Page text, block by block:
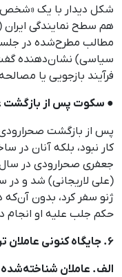
شکل دیدار با یک «شخص
هم سطح نمایندگی ایران
مطالب مطرح‌شده در
سیاسی) نشان‌دهنده
فرآیند بازجویی یا
● سکوت پس از بازگشت
پس از بازگشت صحرارودی
کار نبود، بلکه آنان در
جعفری صحرارودی در
ژنو سفر کرد، بدون آن‌که
حکم جلب علیه او انجام
۶. جایگاه کنونی عاملان ترور و مسئولیت جمهوری اسلامی
الف. عاملان